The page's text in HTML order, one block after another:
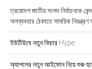
ত্রয়োদশ জাতীয় সংসদ নির্বাচনকে
অপব্যবহার ঠেকাতে সাময়িক
ইউটিউবে নতুন ফিচার Hype
অ্যাপলের নতুন আইফোন নিয়ে শুরু